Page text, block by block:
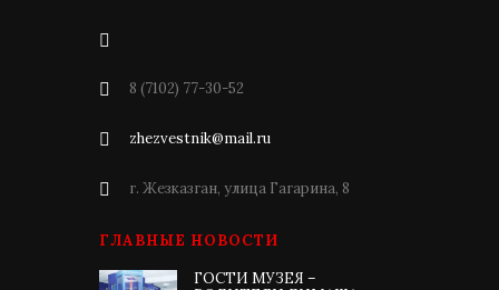
8 (7102) 77-30-52
zhezvestnik@mail.ru
г. Жезказган, улица Гагарина, 8
ГЛАВНЫЕ НОВОСТИ
ГОСТИ МУЗЕЯ –